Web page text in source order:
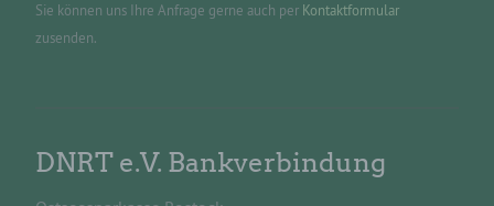
Sie können uns Ihre Anfrage gerne auch per Kontaktformular
zusenden.
DNRT e.V. Bankverbindung
E-Mail: info@dnrt.de
SessionStorage. Dies dient dazu, unser Angebot